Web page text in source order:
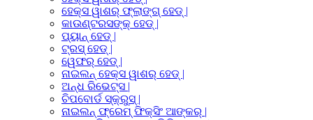
ହେକ୍ସ ୱାଶର୍ ଫ୍ଲାଙ୍ଗ୍ ହେଡ୍ |
କାଉଣ୍ଟରସଙ୍କ୍ ହେଡ୍ |
ପ୍ୟାନ୍ ହେଡ୍ |
ଟ୍ରସ୍ ହେଡ୍ |
ୱେଫର୍ ହେଡ୍ |
ନାଇଲନ୍ ହେକ୍ସ ୱାଶର୍ ହେଡ୍ |
ଅନ୍ଧ ରିଭେଟ୍ସ |
ଚିପବୋର୍ଡ ସ୍କ୍ରୁସ୍ |
ନାଇଲନ୍ ଫ୍ରେମ୍ ଫିକ୍ସିଂ ଆଙ୍କର୍ |